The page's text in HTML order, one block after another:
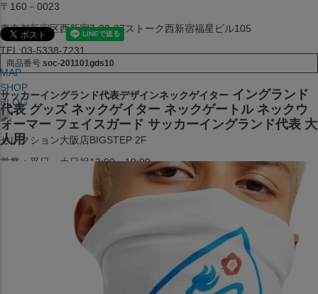
〒160－0023
東京都新宿区西新宿7-22-37ストーク西新宿福星ビル105
TEL:03-5338-7231
MAP
SHOP
BLOG
セレクション大阪店BIGSTEP 2F
営業：平日・土日祝12:00～19:00
大阪府大阪市中央区西心斎橋1丁目6番14号
TEL:06-4708-3300
商品番号 soc-201101gds10
サッカーイングランド代表デザインネックゲイター イングランド
代表 グッズ ネックゲイター ネックゲートル ネックウ
ォーマー フェイスガード サッカーイングランド代表 大
人用